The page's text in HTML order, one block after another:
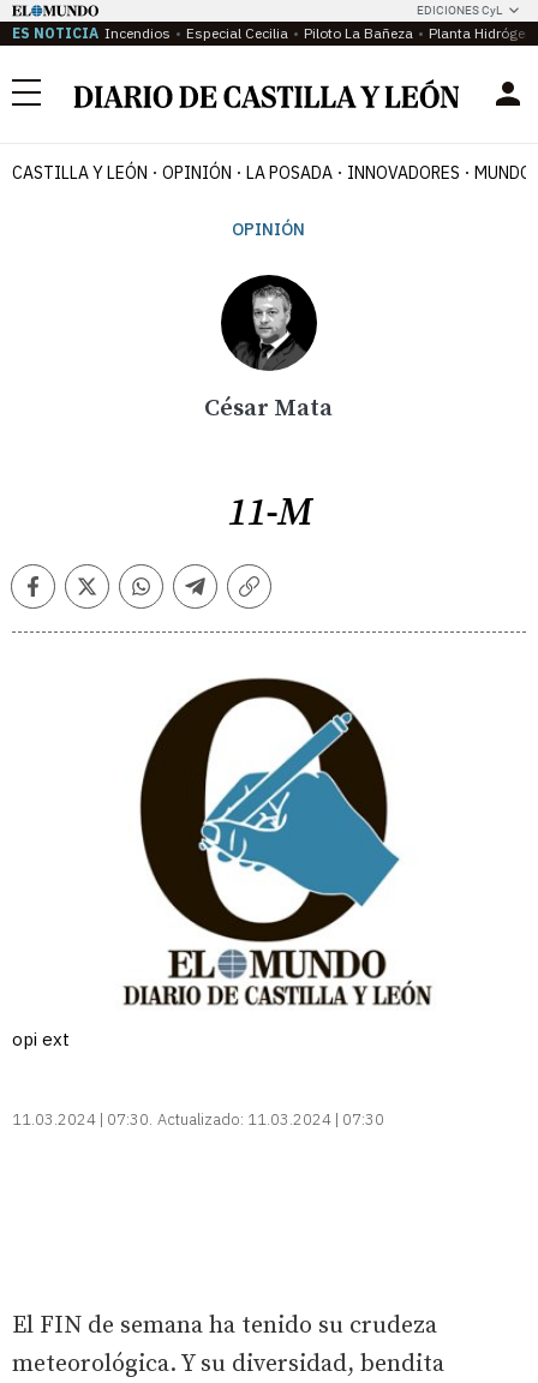
EDICIONES CyL
ES NOTICIA Incendios Especial Cecilia Piloto La Bañeza Planta
Menú
CASTILLA Y LEÓN OPINIÓN LA POSADA INNOVADORES MUNDO
OPINIÓN
César Mata
11-M
FacebookTwitterWhatsappTelegramCopiar
opi ext
11.03.2024 | 07:30 Actualizado: 11.03.2024 | 07:30
El FIN de semana ha tenido su crudeza
meteorológica. Y su diversidad, bendita